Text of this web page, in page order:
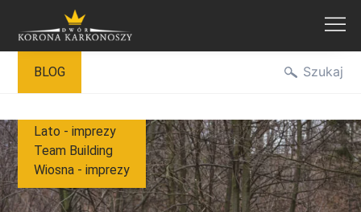
treści
BLOG
Lato - imprezy
Team Building
Wiosna - imprezy